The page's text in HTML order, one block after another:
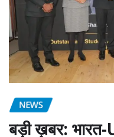
NEWS
बड़ी ख़बर: